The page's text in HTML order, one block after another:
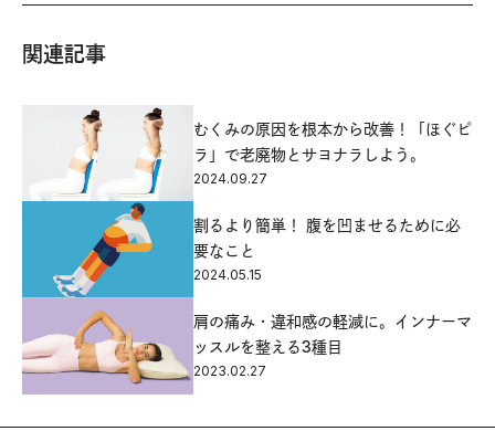
関連記事
むくみの原因を根本から改善！「ほぐピ
ラ」で老廃物とサヨナラしよう。
2024.09.27
割るより簡単！ 腹を凹ませるために必
要なこと
2024.05.15
肩の痛み・違和感の軽減に。インナーマ
ッスルを整える3種目
2023.02.27